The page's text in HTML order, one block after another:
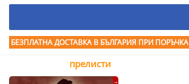
БЕЗПЛАТНА ДОСТАВКА В БЪЛГАРИЯ ПРИ ПОРЪЧКА
прелисти